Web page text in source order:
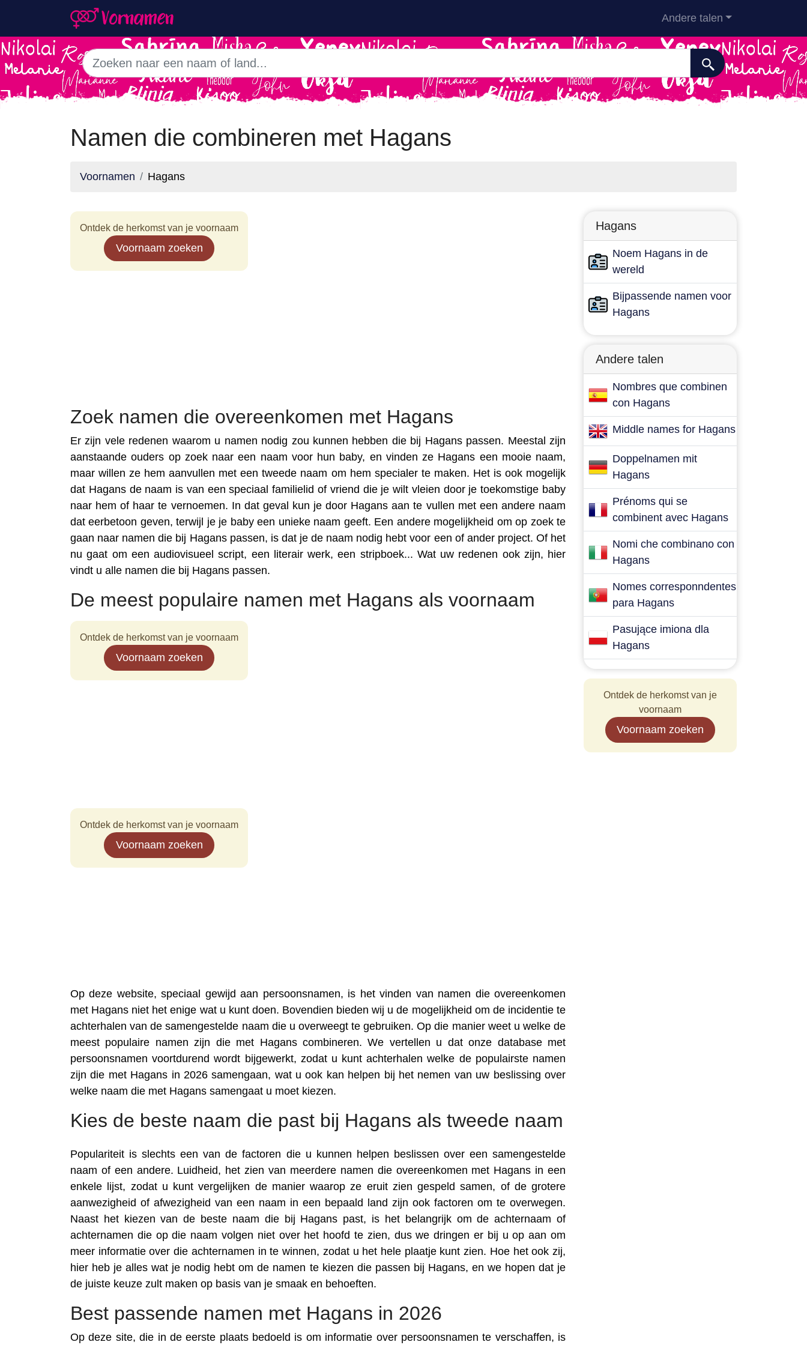
Andere talen
Namen die combineren met Hagans
Voornamen Hagans
Ontdek de herkomst van je voornaam
Voornaam zoeken
Zoek namen die overeenkomen met Hagans
Er zijn vele redenen waarom u namen nodig zou kunnen hebben die bij Hagans passen. Meestal zijn
aanstaande ouders op zoek naar een naam voor hun baby, en vinden ze Hagans een mooie naam,
maar willen ze hem aanvullen met een tweede naam om hem specialer te maken. Het is ook mogelijk
dat Hagans de naam is van een speciaal familielid of vriend die je wilt vleien door je toekomstige baby
naar hem of haar te vernoemen. In dat geval kun je door Hagans aan te vullen met een andere naam
dat eerbetoon geven, terwijl je je baby een unieke naam geeft. Een andere mogelijkheid om op zoek te
gaan naar namen die bij Hagans passen, is dat je de naam nodig hebt voor een of ander project. Of het
nu gaat om een audiovisueel script, een literair werk, een stripboek... Wat uw redenen ook zijn, hier
vindt u alle namen die bij Hagans passen.
De meest populaire namen met Hagans als voornaam
Ontdek de herkomst van je voornaam
Voornaam zoeken
Ontdek de herkomst van je voornaam
Voornaam zoeken
Op deze website, speciaal gewijd aan persoonsnamen, is het vinden van namen die overeenkomen
met Hagans niet het enige wat u kunt doen. Bovendien bieden wij u de mogelijkheid om de incidentie te
achterhalen van de samengestelde naam die u overweegt te gebruiken. Op die manier weet u welke de
meest populaire namen zijn die met Hagans combineren. We vertellen u dat onze database met
persoonsnamen voortdurend wordt bijgewerkt, zodat u kunt achterhalen welke de populairste namen
zijn die met Hagans in 2026 samengaan, wat u ook kan helpen bij het nemen van uw beslissing over
welke naam die met Hagans samengaat u moet kiezen.
Kies de beste naam die past bij Hagans als tweede naam
Populariteit is slechts een van de factoren die u kunnen helpen beslissen over een samengestelde
naam of een andere. Luidheid, het zien van meerdere namen die overeenkomen met Hagans in een
enkele lijst, zodat u kunt vergelijken de manier waarop ze eruit zien gespeld samen, of de grotere
aanwezigheid of afwezigheid van een naam in een bepaald land zijn ook factoren om te overwegen.
Naast het kiezen van de beste naam die bij Hagans past, is het belangrijk om de achternaam of
achternamen die op die naam volgen niet over het hoofd te zien, dus we dringen er bij u op aan om
meer informatie over die achternamen in te winnen, zodat u het hele plaatje kunt zien. Hoe het ook zij,
hier heb je alles wat je nodig hebt om de namen te kiezen die passen bij Hagans, en we hopen dat je
de juiste keuze zult maken op basis van je smaak en behoeften.
Best passende namen met Hagans in 2026
Op deze site, die in de eerste plaats bedoeld is om informatie over persoonsnamen te verschaffen, is
Hagans
Noem Hagans in de
wereld
Bijpassende namen voor
Hagans
Andere talen
Nombres que combinen
con Hagans
Middle names for Hagans
Doppelnamen mit
Hagans
Prénoms qui se
combinent avec Hagans
Nomi che combinano con
Hagans
Nomes corresponndentes
para Hagans
Pasujące imiona dla
Hagans
Ontdek de herkomst van je
voornaam
Voornaam zoeken